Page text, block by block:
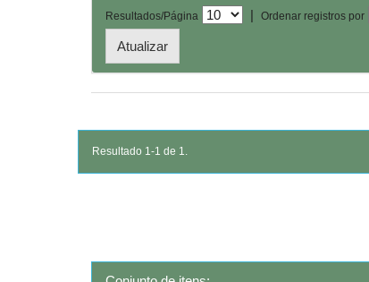
Resultados/Página | Ordenar registros por
Resultado 1-1 de 1.